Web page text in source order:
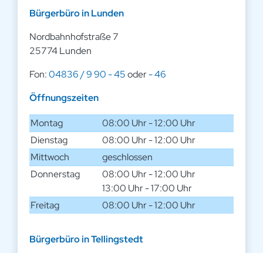
Bürgerbüro in Lunden
Nordbahnhofstraße 7
25774 Lunden
Fon:04836 / 9 90 - 45oder- 46
Öffnungszeiten
Montag
08:00 Uhr - 12:00 Uhr
Dienstag
08:00 Uhr - 12:00 Uhr
Mittwoch
geschlossen
Donnerstag
08:00 Uhr - 12:00 Uhr
13:00 Uhr - 17:00 Uhr
Freitag
08:00 Uhr - 12:00 Uhr
Bürgerbüro in Tellingstedt